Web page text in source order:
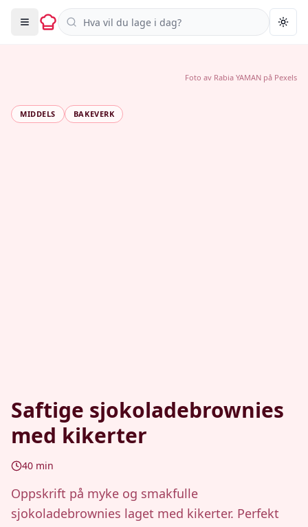
Søk i oppskrifter
MIDDELS BAKEVERK
Saftige sjokoladebrownies
med kikerter
40 min
Oppskrift på myke og smakfulle
sjokoladebrownies laget med kikerter. Perfekt
Foto av Rabia YAMAN på Pexels